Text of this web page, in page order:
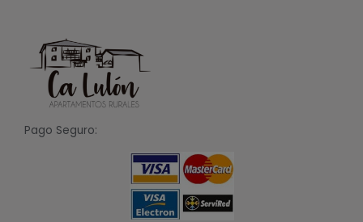
Pago Seguro: